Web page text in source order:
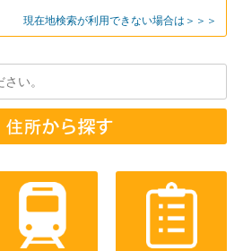
現在地検索が利用できない場合は＞＞＞